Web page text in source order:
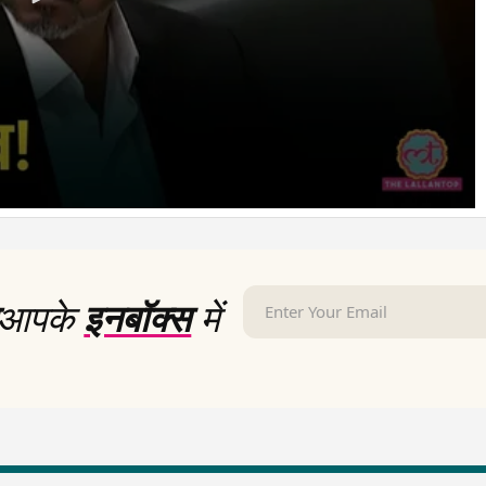
इनबॉक्समें